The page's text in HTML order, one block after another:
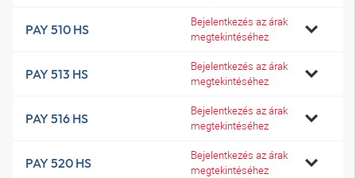
PAY 510 HS
Bejelentkezés az árak
megtekintéséhez
PAY 513 HS
Bejelentkezés az árak
megtekintéséhez
PAY 516 HS
Bejelentkezés az árak
megtekintéséhez
PAY 520 HS
Bejelentkezés az árak
megtekintéséhez